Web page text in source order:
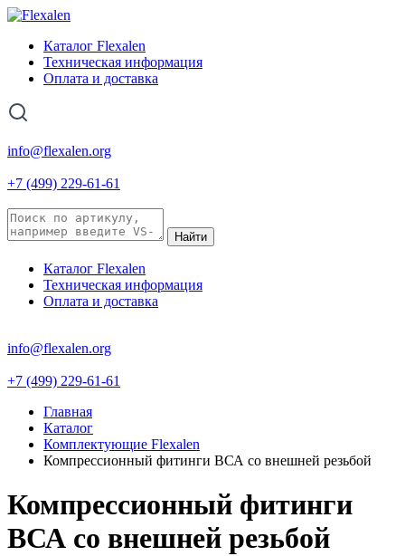
Каталог Flexalen
Техническая информация
Оплата и доставка
info@flexalen.org
+7 (499) 229-61-61
Найти
Каталог Flexalen
Техническая информация
Оплата и доставка
info@flexalen.org
+7 (499) 229-61-61
Главная
Каталог
Комплектующие Flexalen
Компрессионный фитинги ВСА со внешней резьбой
Компрессионный фитинги
ВСА со внешней резьбой